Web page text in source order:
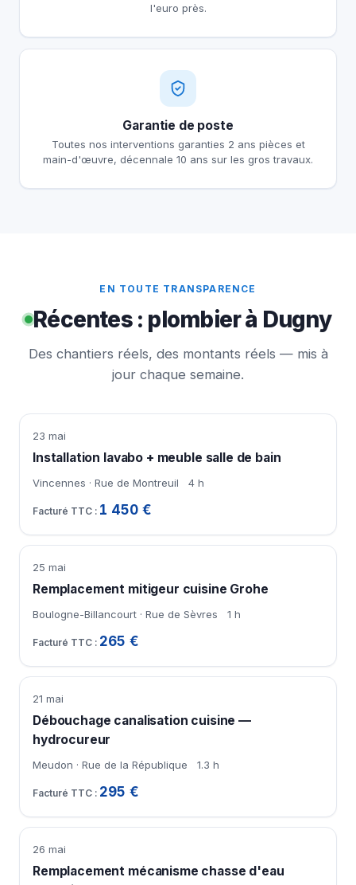
l'euro près.
Garantie de poste
Toutes nos interventions garanties 2 ans pièces et
main-d'œuvre, décennale 10 ans sur les gros travaux.
EN TOUTE TRANSPARENCE
Récentes : plombier à Dugny
Des chantiers réels, des montants réels — mis à
jour chaque semaine.
23 mai
Installation lavabo + meuble salle de bain
Vincennes · Rue de Montreuil 4 h
1 450 €
25 mai
Remplacement mitigeur cuisine Grohe
Boulogne-Billancourt · Rue de Sèvres 1 h
265 €
21 mai
Débouchage canalisation cuisine —
hydrocureur
Meudon · Rue de la République 1.3 h
295 €
26 mai
Remplacement mécanisme chasse d'eau